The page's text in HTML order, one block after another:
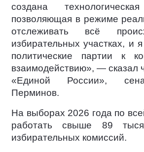
создана
позволяющая в режиме
отслеживать всё
избирательных участках, и
политические партии к
взаимодействию», — сказал
«Единой России»,
Перминов.
На выборах 2026 года по
работать свыше 89
избирательных комиссий.